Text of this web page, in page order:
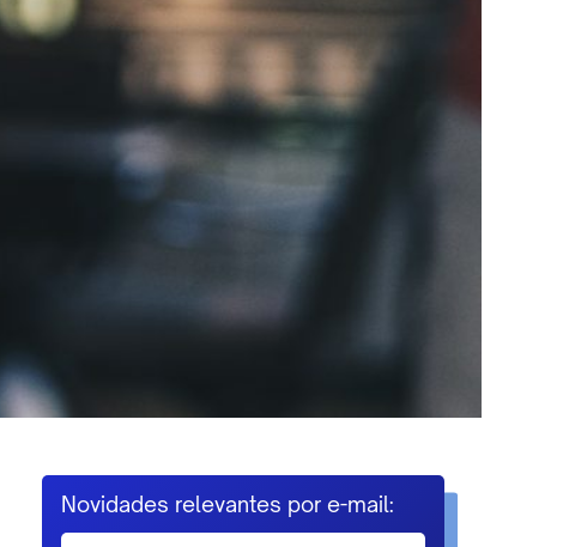
Novidades relevantes por e-mail: